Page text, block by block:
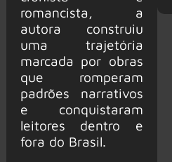
romancista, a
autora construiu
uma trajetória
marcada por obras
que romperam
padrões narrativos
e conquistaram
leitores dentro e
fora do Brasil.